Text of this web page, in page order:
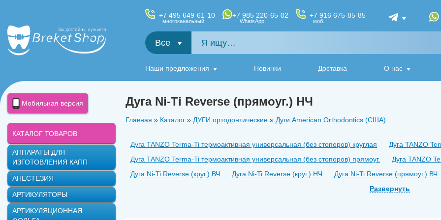
+7 495 649-61-10
многоканальный
+7 985 220-65-02
WhatsApp
+7 916 675-85-85
моб.
Все
Наши предложения Новинки Доставка О нас
Дуга Ni-Ti Reverse (прямоуг.) НЧ
Главная » Каталог » ДУГИ ортодонтические » Дуги American Orthodontics (США)
Дуга TANZO Terma-Ti термоактивная универсальная (без стопоров) круглая
Дуга TANZO
Дуга TANZO Terma-Ti термоактивная универсальная (без стопоров) прямоуг.
Дуга TANZO
Дуга Ni-Ti Reverse (круг.) ВЧ
Дуга Ni-Ti Reverse (круг.) НЧ Дуга Ni-Ti Reverse (прямоуг.) ВЧ
Дуга флекс (плетеная)
Развернуть
Мобильная версия
КАТАЛОГ ТОВАРОВ
АППАРАТЫ ДЛЯ
ИЗГОТОВЛЕНИЯ КАПП
АНЕСТЕЗИЯ
АРТИКУЛЯТОРЫ
АРТИКУЛЯЦИОННАЯ